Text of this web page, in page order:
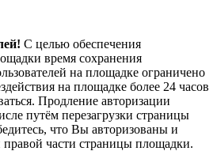
С целью обеспечения
время сохранения
на площадке ограничено
на площадке более 24 часов
Продление авторизации
путём перезагрузки страницы
что Вы авторизованы и
правой части страницы площадки.